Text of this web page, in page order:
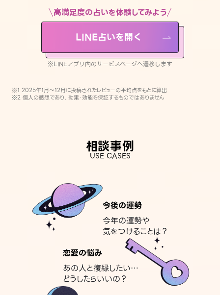
※LINEアプリ内のサービスページへ遷移します
高満足度の占いを体験してみよう
LINE占いを開く
※LINEアプリ内のサービスページへ遷移します
※1 2025年1月〜12月に投稿されたレビューの平均点をもとに算出
※2 個人の感想であり、効果・効能を保証するものではありません
相談事例
USE CASES
今後の運勢
今年の運勢や
気をつけることは？
恋愛の悩み
あの人と復縁したい…
どうしたらいいの？